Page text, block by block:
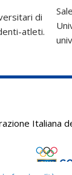
di
atleti.
Italiana